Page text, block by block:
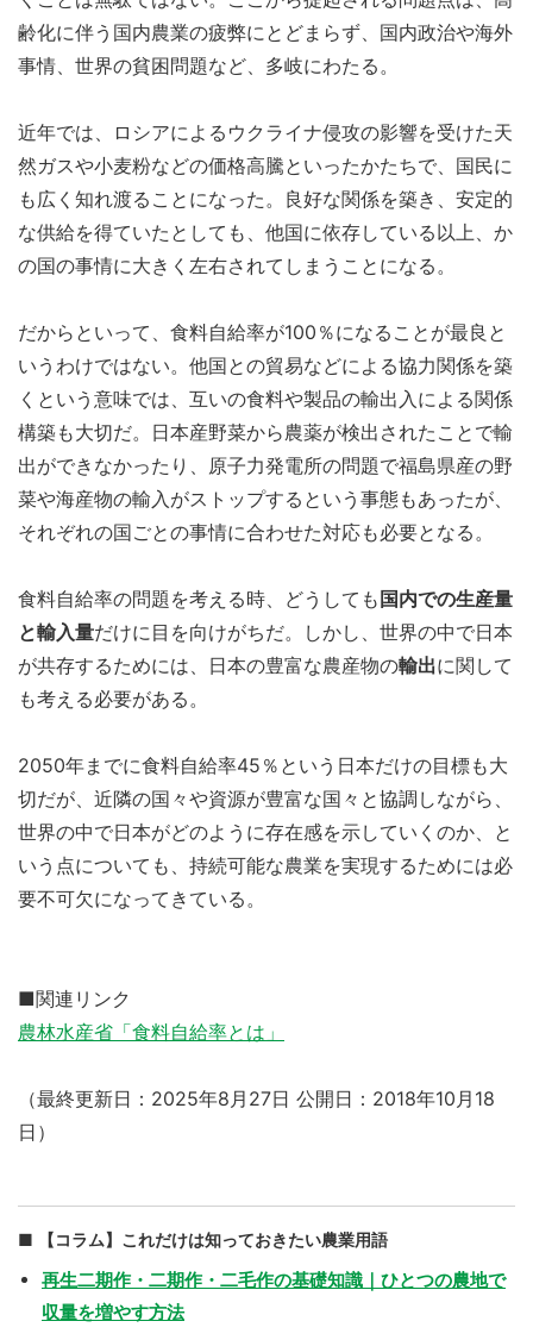
齢化に伴う国内農業の疲弊にとどまらず、国内政治や海外
事情、世界の貧困問題など、多岐にわたる。
近年では、ロシアによるウクライナ侵攻の影響を受けた天
然ガスや小麦粉などの価格高騰といったかたちで、国民に
も広く知れ渡ることになった。良好な関係を築き、安定的
な供給を得ていたとしても、他国に依存している以上、か
の国の事情に大きく左右されてしまうことになる。
だからといって、食料自給率が100％になることが最良と
いうわけではない。他国との貿易などによる協力関係を築
くという意味では、互いの食料や製品の輸出入による関係
構築も大切だ。日本産野菜から農薬が検出されたことで輸
出ができなかったり、原子力発電所の問題で福島県産の野
菜や海産物の輸入がストップするという事態もあったが、
それぞれの国ごとの事情に合わせた対応も必要となる。
食料自給率の問題を考える時、どうしても国内での生産量
と輸入量だけに目を向けがちだ。しかし、世界の中で日本
が共存するためには、日本の豊富な農産物の輸出に関して
も考える必要がある。
2050年までに食料自給率45％という日本だけの目標も大
切だが、近隣の国々や資源が豊富な国々と協調しながら、
世界の中で日本がどのように存在感を示していくのか、と
いう点についても、持続可能な農業を実現するためには必
要不可欠になってきている。
■関連リンク
農林水産省「食料自給率とは」
（最終更新日：2025年8月27日 公開日：2018年10月18
日）
【コラム】これだけは知っておきたい農業用語
再生二期作・二期作・二毛作の基礎知識｜ひとつの農地で
収量を増やす方法